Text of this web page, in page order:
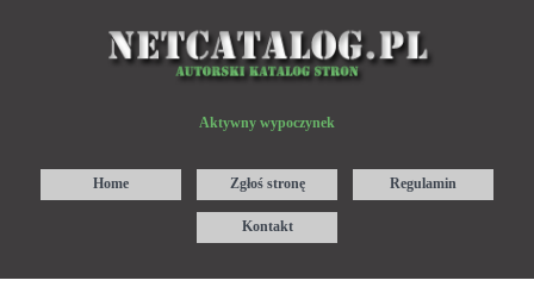
Aktywny wypoczynek
Home Zgłoś stronę Regulamin
Kontakt